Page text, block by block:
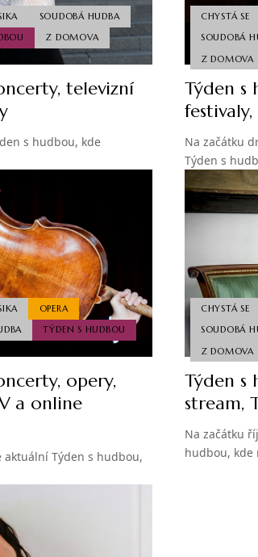
SOUDOBÁ HUDBA
Z DOMOVA
televizní
s hudbou, kde
CHYSTÁ SE
SOUDOBÁ
Z DOMOVA
Týden s
Na začátku
Týden s
OPERA
TÝDEN S HUDBOU
opery,
a online
Týden s hudbou,
CHYSTÁ SE
SOUDOBÁ
Z DOMOVA
Týden s
stream,
Na začátku
hudbou, kde